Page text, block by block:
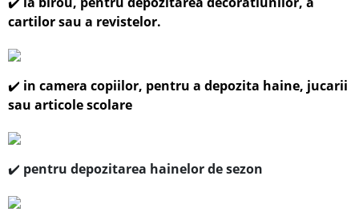
cartilor sau a revistelor.
✔️ in camera copiilor, pentru a depozita haine, jucarii
sau articole scolare
✔️ pentru depozitarea hainelor de sezon